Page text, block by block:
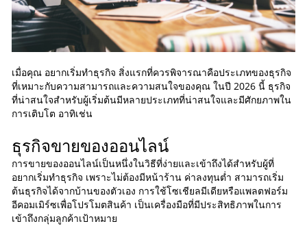
เมื่อคุณ อยากเริ่มทําธุรกิจ สิ่งแรกที่ควรพิจารณาคือประเภทของธุรกิจ
ที่เหมาะกับความสามารถและความสนใจของคุณ ในปี 2026 นี้ ธุรกิจ
ที่น่าสนใจสำหรับผู้เริ่มต้นมีหลายประเภทที่น่าสนใจและมีศักยภาพใน
การเติบโต อาทิเช่น
ธุรกิจขายของออนไลน์
การขายของออนไลน์เป็นหนึ่งในวิธีที่ง่ายและเข้าถึงได้สำหรับผู้ที่
อยากเริ่มทําธุรกิจ เพราะไม่ต้องมีหน้าร้าน ค่าลงทุนต่ำ สามารถเริ่ม
ต้นธุรกิจได้จากบ้านของตัวเอง การใช้โซเชียลมีเดียหรือแพลตฟอร์ม
อีคอมเมิร์ซเพื่อโปรโมตสินค้า เป็นเครื่องมือที่มีประสิทธิภาพในการ
เข้าถึงกลุ่มลูกค้าเป้าหมาย